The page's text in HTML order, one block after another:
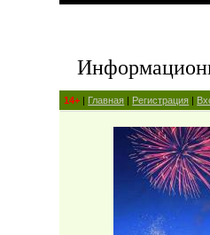
14+ | Главная | Регистрация |